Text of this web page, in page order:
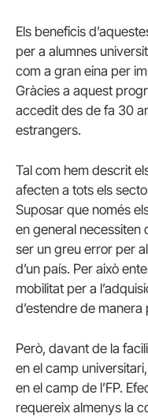
Els beneficis
per a alumnes
com a gran eina per
Gràcies a aquest
accedit des de fa 30
estrangers.
Tal com hem descrit
afecten a tots els
Suposar que només
en general necessiten
ser un greu error per
d’un país. Per això
mobilitat per a
d’estendre de manera
Però, davant de la
en el camp
en el camp de l’FP.
requereix almenys la